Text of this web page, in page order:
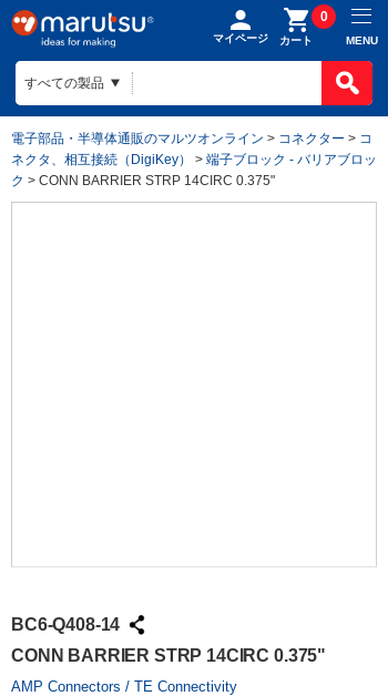
マイページ カート
0
MENU
電子部品・半導体通販のマルツオンライン > コネクター > コ
ネクタ、相互接続（DigiKey）
> 端子ブロック - バリアブロッ
ク > CONN BARRIER STRP 14CIRC 0.375"
BC6-Q408-14
CONN BARRIER STRP 14CIRC 0.375"
AMP Connectors / TE Connectivity